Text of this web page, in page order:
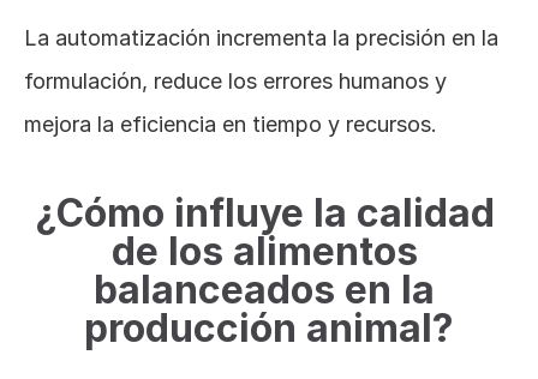
La automatización incrementa la precisión en la
formulación, reduce los errores humanos y
mejora la eficiencia en tiempo y recursos.
¿Cómo influye la calidad
de los alimentos
balanceados en la
producción animal?